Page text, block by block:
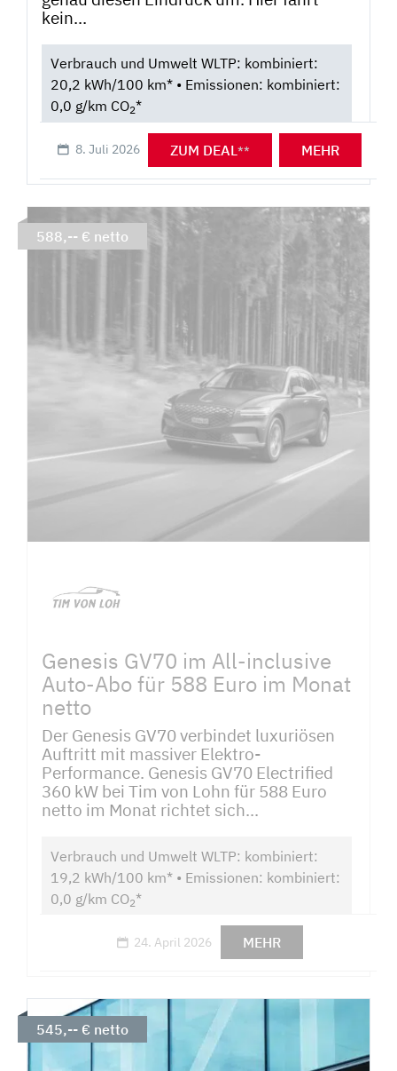
kein...
Verbrauch und Umwelt WLTP: kombiniert:
20,2 kWh/100 km* • Emissionen: kombiniert:
0,0 g/km CO2*
8. Juli 2026 ZUM DEAL** MEHR
Genesis GV70 im All-inclusive
Auto-Abo für 588 Euro im Monat
netto
Der Genesis GV70 verbindet luxuriösen
Auftritt mit massiver Elektro-
Performance. Genesis GV70 Electrified
360 kW bei Tim von Lohn für 588 Euro
netto im Monat richtet sich...
Verbrauch und Umwelt WLTP: kombiniert:
19,2 kWh/100 km* • Emissionen: kombiniert:
0,0 g/km CO2*
24. April 2026 MEHR
588,-- € netto
545,-- € netto